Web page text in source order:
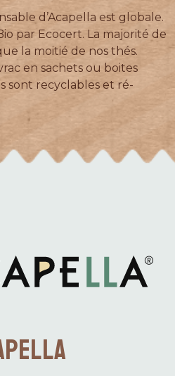
d’Acapella est globale.
par Ecocert. La majorité de
la moitié de nos thés.
en sachets ou boites
sont recyclables et ré-